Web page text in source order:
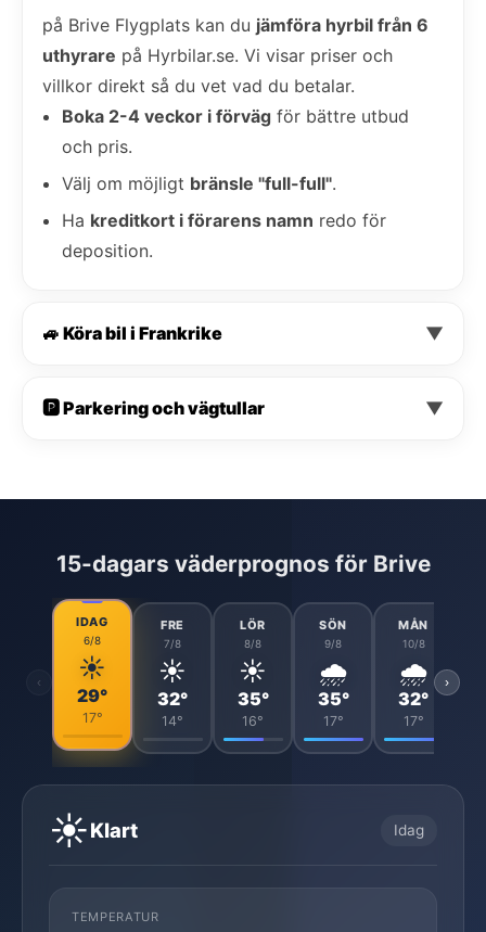
på Brive Flygplats kan du jämföra hyrbil från 6
uthyrare på Hyrbilar.se. Vi visar priser och
villkor direkt så du vet vad du betalar.
Boka 2-4 veckor i förväg för bättre utbud
och pris.
Välj om möjligt bränsle "full-full".
Ha kreditkort i förarens namn redo för
deposition.
🚙 Köra bil i Frankrike ▼
🅿️ Parkering och vägtullar ▼
15-dagars väderprognos för Brive
‹
IDAG
6/8
☀️
29°
17°
FRE
7/8
☀️
32°
14°
LÖR
8/8
☀️
35°
16°
SÖN
9/8
🌧️
35°
17°
MÅN
10/8
🌧️
32°
17°
›
☀️Klart Idag
TEMPERATUR